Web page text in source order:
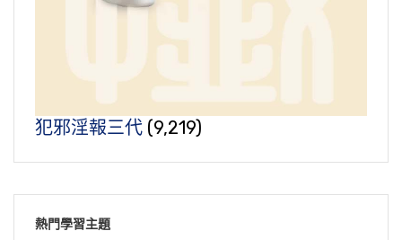
犯邪淫報三代 (9,219)
熱門學習主題